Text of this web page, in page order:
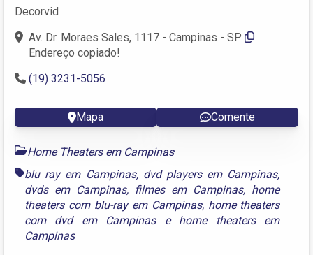
Decorvid
Av. Dr. Moraes Sales, 1117 - Campinas - SP
Endereço copiado!
(19) 3231-5056
Mapa Comente
Home Theaters em Campinas
blu ray em Campinas, dvd players em Campinas,
dvds em Campinas, filmes em Campinas, home
theaters com blu-ray em Campinas, home theaters
com dvd em Campinase home theaters em
Campinas